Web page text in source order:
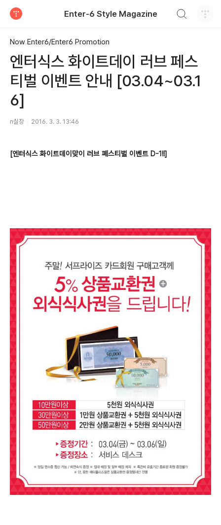
Enter-6 Style Magazine
Now Enter6/Enter6 Promotion
엔터식스 화이트데이 러브 페스
티벌 이벤트 안내 [03.04~03.1
6]
n실장 2016. 3. 3. 13:46
[엔터식스 화이트데이맞이 러브 페스티벌 이벤트 D-1!!]